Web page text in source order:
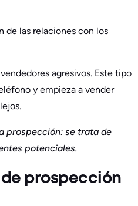
de las relaciones con los
agresivos. Este tipo
y empieza a vender
prospección: se trata de
potenciales.
prospección